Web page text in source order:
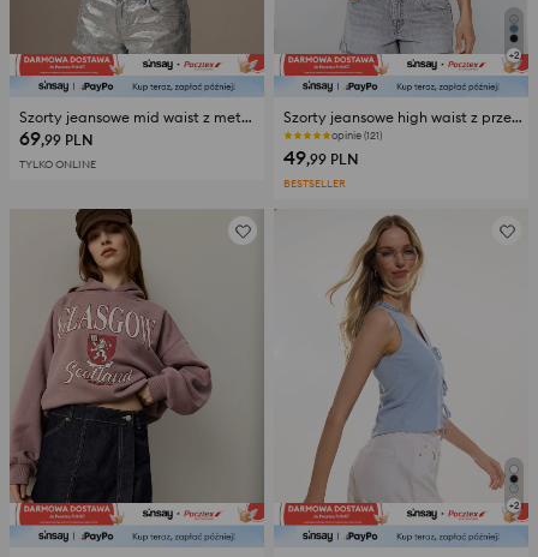
Szorty jeansowe mid waist z metalicznym wykończeniem
69,99 PLN
TYLKO ONLINE
+2
Szorty jeansowe high waist z przetarciami
opinie (121)
49,99 PLN
BESTSELLER
+2